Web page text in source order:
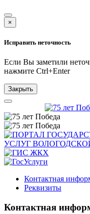
×
Исправить неточность
Если Вы заметили
нажмите Ctrl+Enter
Закрыть
Контактная
Реквизиты
Контактная